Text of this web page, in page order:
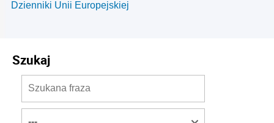
Dzienniki Unii Europejskiej
Szukaj